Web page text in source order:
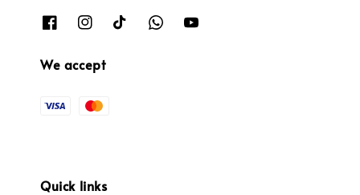
We accept
Quick links